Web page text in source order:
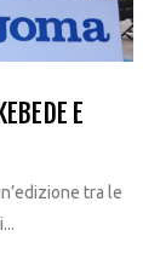
E
tra le